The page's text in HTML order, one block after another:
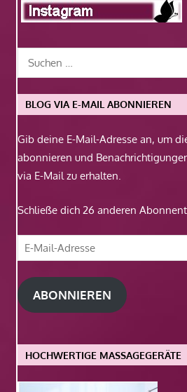
BLOG VIA E-MAIL ABONNIEREN
Gib deine E-Mail-Adresse an, um
abonnieren und
via E-Mail zu erhalten.
Schließe dich 26 anderen
E-
Mail-
Adresse
ABONNIEREN
HOCHWERTIGE MASSAGEGERÄTE